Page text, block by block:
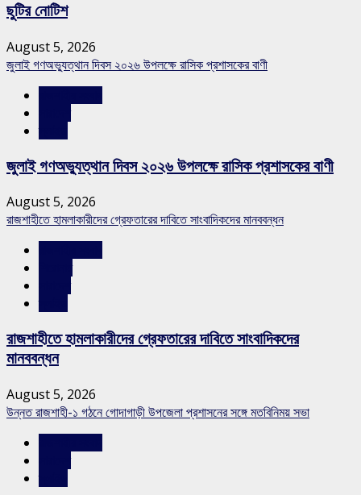
ছুটির নোটিশ
August 5, 2026
জুলাই গণঅভ্যুত্থান দিবস ২০২৬ উপলক্ষে রাসিক প্রশাসকের বাণী
জুলাই গণঅভ্যুত্থান দিবস ২০২৬ উপলক্ষে রাসিক প্রশাসকের বাণী
August 5, 2026
রাজশাহীতে হামলাকারীদের গ্রেফতারের দাবিতে সাংবাদিকদের মানববন্ধন
রাজশাহীতে হামলাকারীদের গ্রেফতারের দাবিতে সাংবাদিকদের
মানববন্ধন
August 5, 2026
উন্নত রাজশাহী-১ গঠনে গোদাগাড়ী উপজেলা প্রশাসনের সঙ্গে মতবিনিময় সভা